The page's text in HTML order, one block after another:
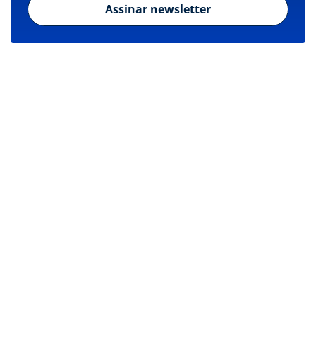
Assinar newsletter